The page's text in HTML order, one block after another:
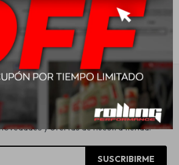
a nuestra newsletter
y ofertas de nuestra tienda.
SUSCRIBIRME